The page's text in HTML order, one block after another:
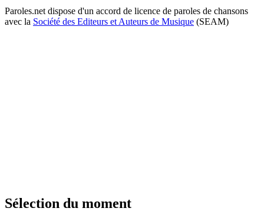
Paroles.net dispose d'un accord de licence de paroles de chansons
avec la Société des Editeurs et Auteurs de Musique (SEAM)
Sélection du moment